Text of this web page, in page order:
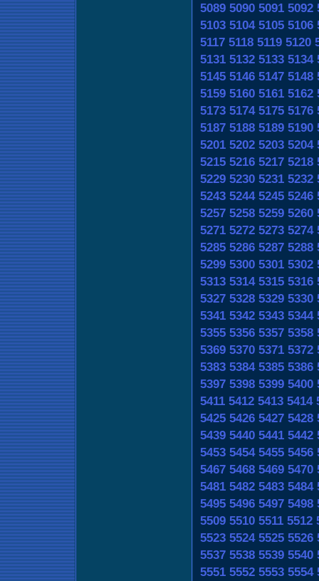
5089 5090 5091 5092
5103 5104 5105 5106
5117 5118 5119 5120
5131 5132 5133 5134
5145 5146 5147 5148
5159 5160 5161 5162
5173 5174 5175 5176
5187 5188 5189 5190
5201 5202 5203 5204
5215 5216 5217 5218
5229 5230 5231 5232
5243 5244 5245 5246
5257 5258 5259 5260
5271 5272 5273 5274
5285 5286 5287 5288
5299 5300 5301 5302
5313 5314 5315 5316
5327 5328 5329 5330
5341 5342 5343 5344
5355 5356 5357 5358
5369 5370 5371 5372
5383 5384 5385 5386
5397 5398 5399 5400
5411 5412 5413 5414
5425 5426 5427 5428
5439 5440 5441 5442
5453 5454 5455 5456
5467 5468 5469 5470
5481 5482 5483 5484
5495 5496 5497 5498
5509 5510 5511 5512
5523 5524 5525 5526
5537 5538 5539 5540
5551 5552 5553 5554